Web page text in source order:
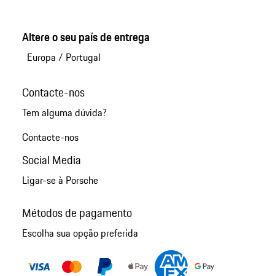
Altere o seu país de entrega
Europa / Portugal
Contacte-nos
Tem alguma dúvida?
Contacte-nos
Social Media
Ligar-se à Porsche
Métodos de pagamento
Escolha sua opção preferida